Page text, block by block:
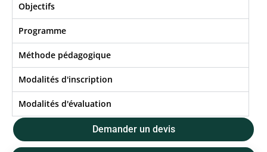
Objectifs​
Programme
Méthode pédagogique
Modalités d'inscription
Modalités d'évaluation
Demander un devis